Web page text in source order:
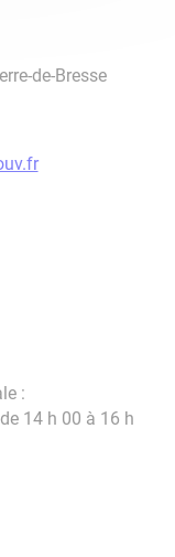
de-Bresse
:
14 h 00 à 16 h